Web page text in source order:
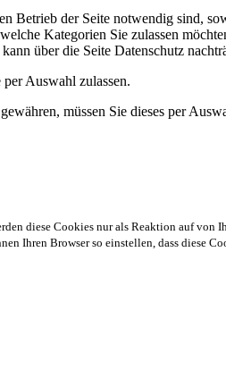
Betrieb der Seite notwendig sind,
Kategorien Sie zulassen
über die Seite Datenschutz
Auswahl zulassen.
müssen Sie dieses per
diese Cookies nur als Reaktion auf von
Ihren Browser so einstellen, dass diese